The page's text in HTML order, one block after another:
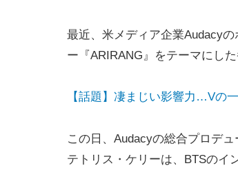
最近、米メディア企業Audacy
ー『ARIRANG』をテーマにした
【話題】凄まじい影響力…Vの
この日、Audacyの総合プロデ
テトリス・ケリーは、BTSのイ